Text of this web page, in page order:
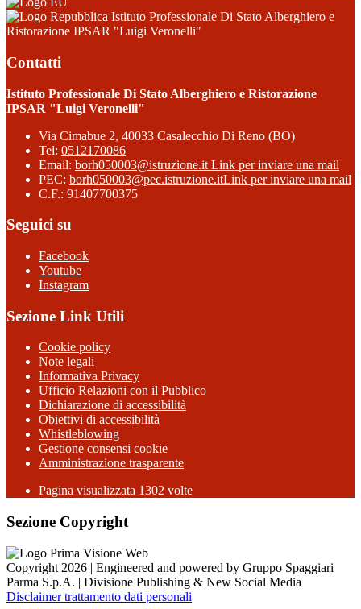
Istituto Professionale Di Stato Alberghiero e
Ristorazione IPSAR "Luigi Veronelli"
Contatti
Istituto Professionale Di Stato Alberghiero e Ristorazione
IPSAR "Luigi Veronelli"
Via Cimabue 2, 40033 Casalecchio Di Reno (BO)
Tel: 0512170086
Email: borh050003@istruzione.it Link per inviare una mail
PEC: borh050003@pec.istruzione.itLink per inviare una mail
C.F.: 91407700375
Seguici su
Facebook
Youtube
Instagram
Sezione Link Utili
Cookie policy
Note legali
Informativa Privacy
Ufficio Relazioni con il Pubblico
Dichiarazione di accessibilità
Obiettivi di accessibilità
Whistleblowing
Gestione consensi cookie
Amministrazione trasparente
Pagina visualizzata 1302 volte
Sezione Copyright
Copyright 2026 | Engineered and powered by Gruppo Spaggiari
Parma S.p.A. | Divisione Publishing & New Social Media
Disclaimer trattamento dati personali